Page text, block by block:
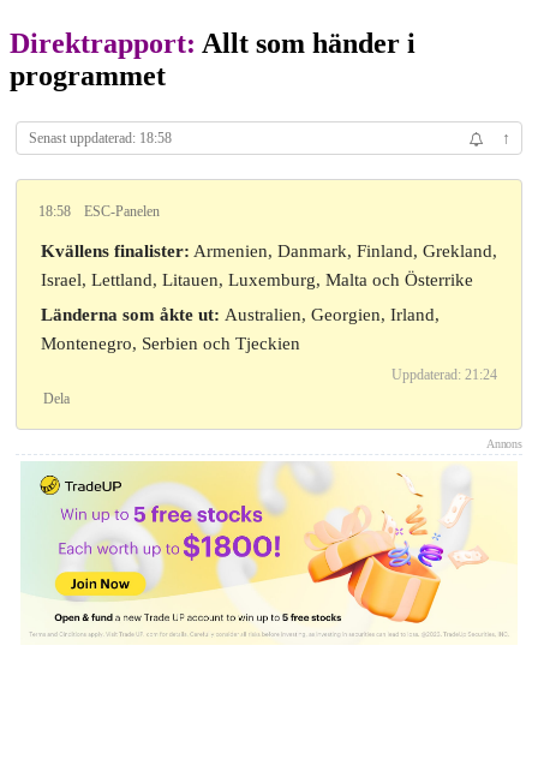
Direktrapport: Allt som händer i
programmet
Senast uppdaterad: 18:58 ↑
18:58 ESC-Panelen
Kvällens finalister: Armenien, Danmark, Finland, Grekland,
Israel, Lettland, Litauen, Luxemburg, Malta och Österrike
Länderna som åkte ut: Australien, Georgien, Irland,
Montenegro, Serbien och Tjeckien
Uppdaterad: 21:24
Dela
Annons